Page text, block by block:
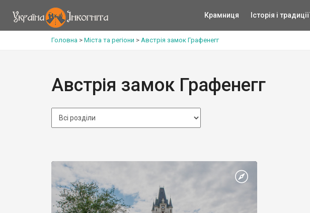
Крамниця Історія і традиції
Головна > Міста та регіони > Австрія замок Графенегг
Австрія замок Графенегг